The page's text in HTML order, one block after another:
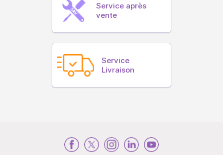
Service après
vente
Service
Livraison